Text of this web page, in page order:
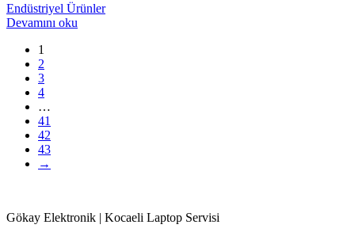
Endüstriyel Ürünler
Devamını oku
1
2
3
4
…
41
42
43
→
Gökay Elektronik | Kocaeli Laptop Servisi